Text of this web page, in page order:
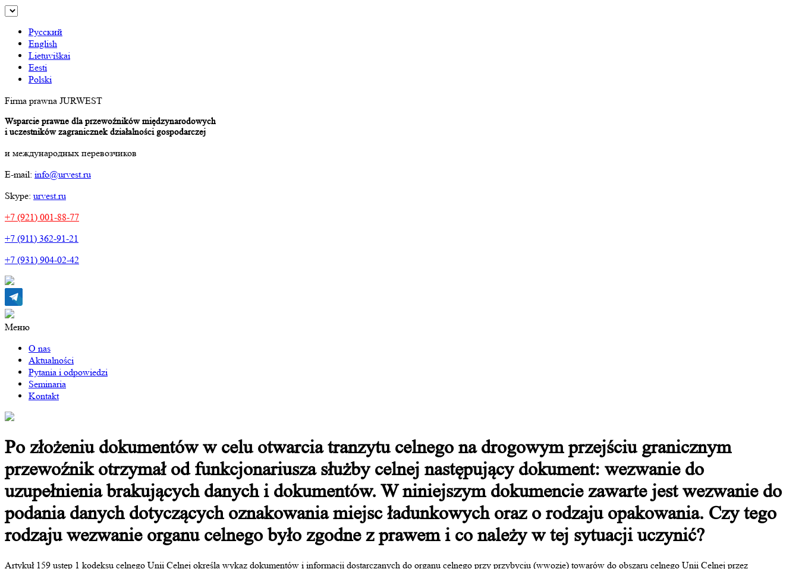
Русский
English
Lietuviškai
Eesti
Polski
Firma prawna JURWEST
Wsparcie prawne dla przewoźników międzynarodowych
i uczestników zagranicznek działalności gospodarczej
и международных перевозчиков
E-mail: info@urvest.ru
Skype: urvest.ru
+7 (921) 001-88-77
+7 (911) 362-91-21
+7 (931) 904-02-42
Меню
O nas
Aktualności
Pytania i odpowiedzi
Seminaria
Kontakt
Po złożeniu dokumentów w celu otwarcia tranzytu celnego na drogowym przejściu granicznym
przewoźnik otrzymał od funkcjonariusza służby celnej następujący dokument: wezwanie do
uzupełnienia brakujących danych i dokumentów. W niniejszym dokumencie zawarte jest wezwanie do
podania danych dotyczących oznakowania miejsc ładunkowych oraz o rodzaju opakowania. Czy tego
rodzaju wezwanie organu celnego było zgodne z prawem i co należy w tej sytuacji uczynić?
Artykuł 159 ustęp 1 kodeksu celnego Unii Celnej określa wykaz dokumentów i informacji dostarczanych do organu celnego przy przybyciu (wwozie) towarów do obszaru celnego Unii Celnej przez